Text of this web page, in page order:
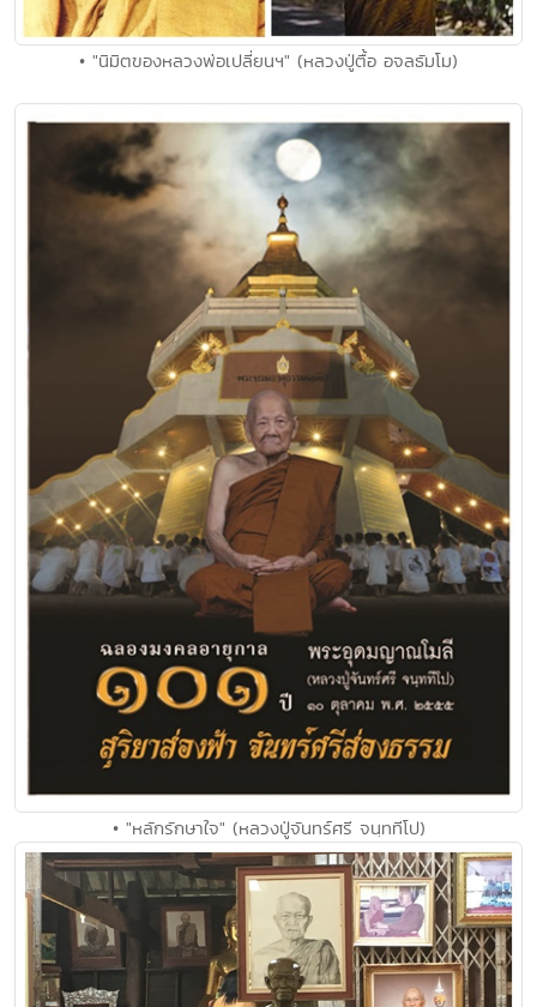
• "นิมิตของหลวงพ่อเปลี่ยนฯ" (หลวงปู่ตื้อ อจลธัมโม)
• "หลักรักษาใจ" (หลวงปู่จันทร์ศรี จนฺททีโป)